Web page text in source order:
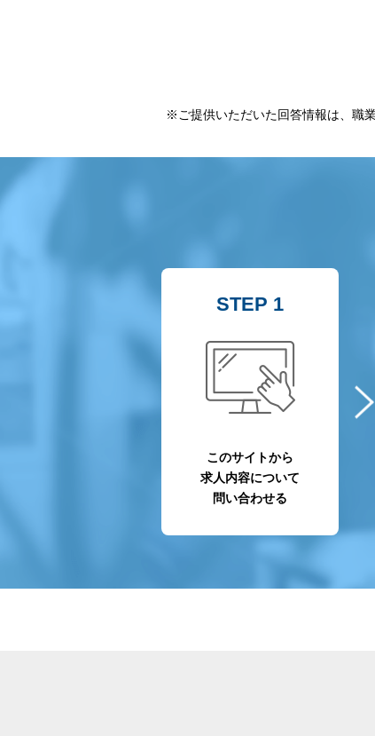
※ご提供いただいた回答情報は、職
STEP 1
このサイトから
求人内容について
問い合わせる